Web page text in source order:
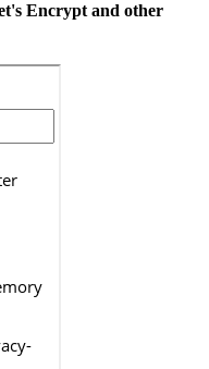
Encrypt and other